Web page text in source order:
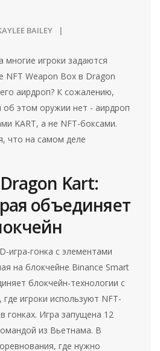
BAILEY
многие игроки задаются
NFT Weapon Box в Dragon
аирдроп? К сожалению,
об этом оружии нет - аирдроп
KART, а не NFT-боксами.
что на самом деле
Kart:
объединяет
игра-гонка с элементами
на блокчейне Binance Smart
блокчейн-технологии с
игроки используют NFT-
гонках. Игра запущена 12
из Вьетнама. В
где нужно